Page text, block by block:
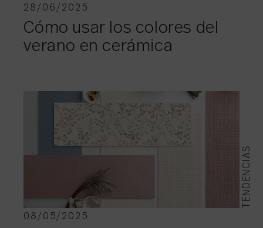
28/06/2025
Cómo usar los colores del
verano en cerámica
TENDENCIAS
08/05/2025